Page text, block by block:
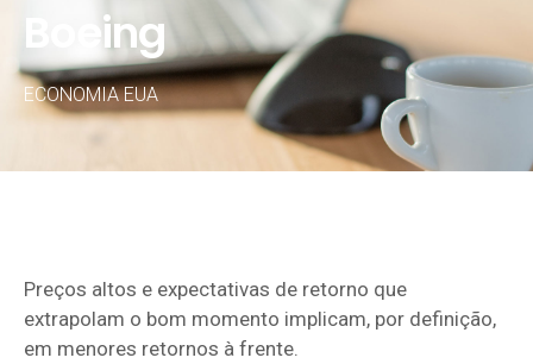
Boeing
ECONOMIA EUA
Preços altos e expectativas de retorno que
extrapolam o bom momento implicam, por definição,
em menores retornos à frente.